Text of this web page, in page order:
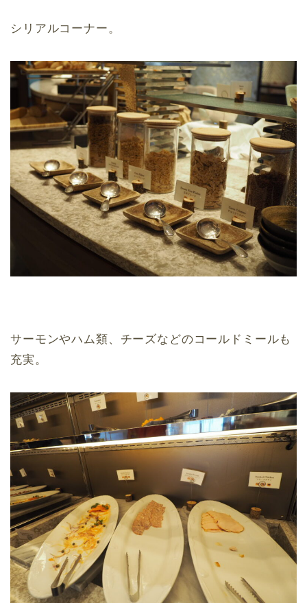
シリアルコーナー。
サーモンやハム類、チーズなどのコールドミールも
充実。